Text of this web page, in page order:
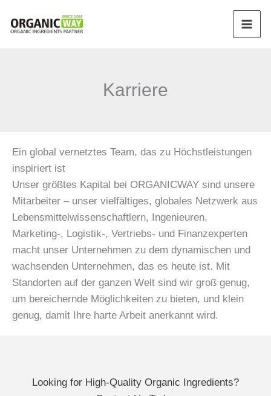
Inhalt
Karriere
Ein global vernetztes Team, das zu Höchstleistungen
inspiriert ist
Unser größtes Kapital bei ORGANICWAY sind unsere
Mitarbeiter – unser vielfältiges, globales Netzwerk aus
Lebensmittelwissenschaftlern, Ingenieuren,
Marketing-, Logistik-, Vertriebs- und Finanzexperten
macht unser Unternehmen zu dem dynamischen und
wachsenden Unternehmen, das es heute ist. Mit
Standorten auf der ganzen Welt sind wir groß genug,
um bereichernde Möglichkeiten zu bieten, und klein
genug, damit Ihre harte Arbeit anerkannt wird.
Looking for High-Quality Organic Ingredients?